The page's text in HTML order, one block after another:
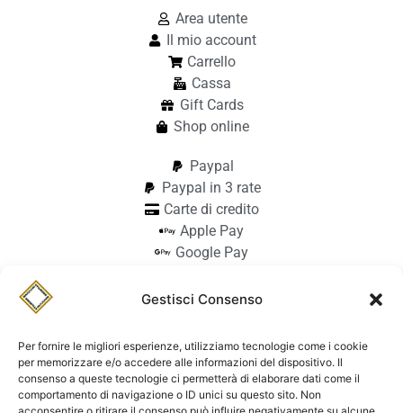
Gestisci Consenso
Per fornire le migliori esperienze, utilizziamo tecnologie come i cookie
per memorizzare e/o accedere alle informazioni del dispositivo. Il
consenso a queste tecnologie ci permetterà di elaborare dati come il
comportamento di navigazione o ID unici su questo sito. Non
Area utente
Il mio account
Carrello
Cassa
Gift Cards
Shop online
Paypal
Paypal in 3 rate
Carte di credito
Apple Pay
Google Pay
Pagamento alla consegna
StilmodeMaiocchi
© Stilmode Maiocchi 2026 | P.iva